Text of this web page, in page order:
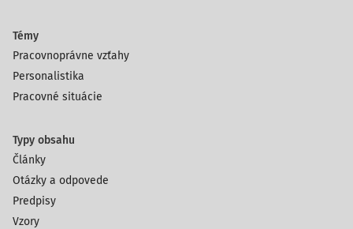
Témy
Pracovnoprávne vzťahy
Personalistika
Pracovné situácie
Typy obsahu
Články
Otázky a odpovede
Predpisy
Vzory